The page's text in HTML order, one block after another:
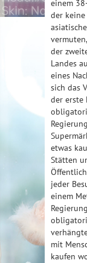
einem
der
der
Landes
eines
sich das
der erste
etwas
Stätten
jeder
einem
mit
kaufen